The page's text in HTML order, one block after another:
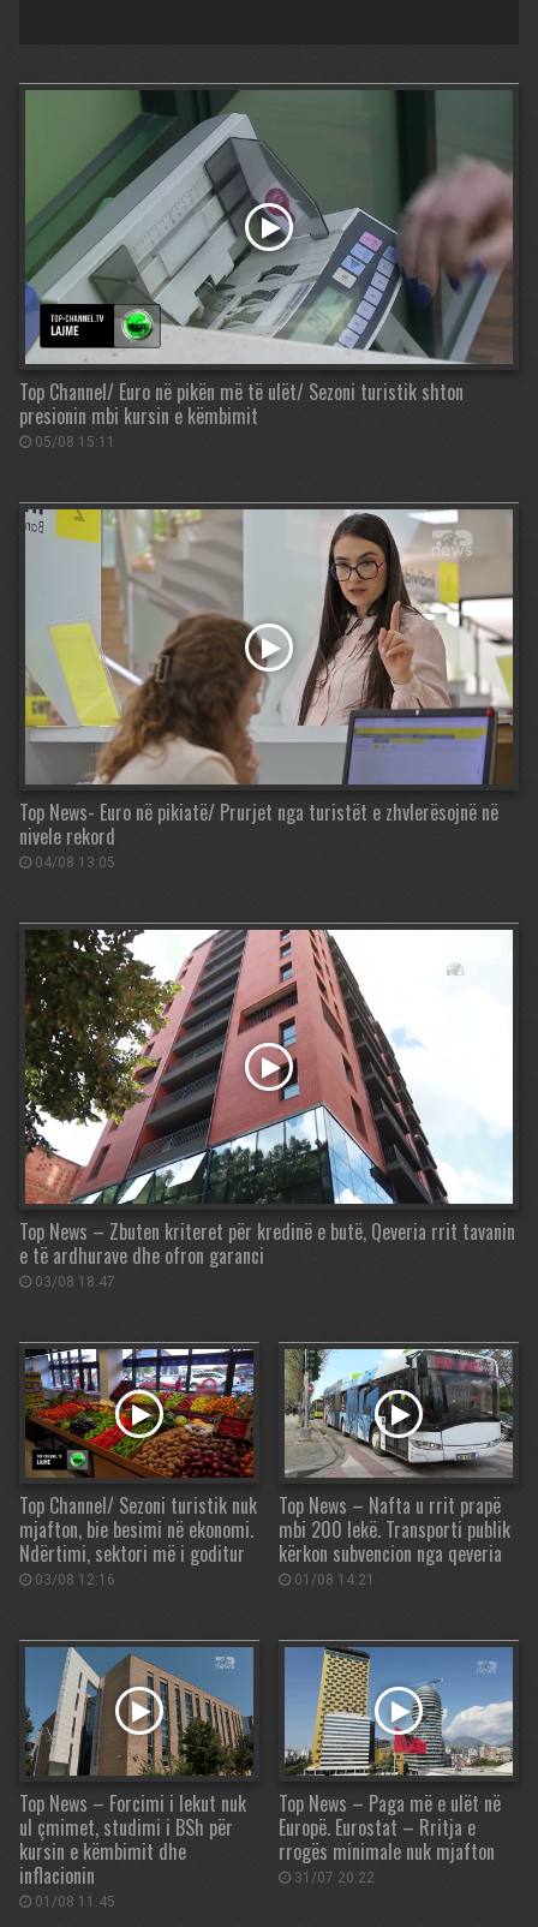
Top Channel/ Euro në pikën më të ulët/ Sezoni turistik shton
presionin mbi kursin e këmbimit
05/08 15:11
Top News- Euro në pikiatë/ Prurjet nga turistët e zhvlerësojnë në
nivele rekord
04/08 13:05
Top News – Zbuten kriteret për kredinë e butë, Qeveria rrit tavanin
e të ardhurave dhe ofron garanci
03/08 18:47
Top Channel/ Sezoni turistik nuk
mjafton, bie besimi në ekonomi.
Ndërtimi, sektori më i goditur
03/08 12:16
Top News – Nafta u rrit prapë
mbi 200 lekë. Transporti publik
kërkon subvencion nga qeveria
01/08 14:21
Top News – Forcimi i lekut nuk
ul çmimet, studimi i BSh për
kursin e këmbimit dhe
inflacionin
01/08 11:45
Top News – Paga më e ulët në
Europë. Eurostat – Rritja e
rrogës minimale nuk mjafton
31/07 20:22